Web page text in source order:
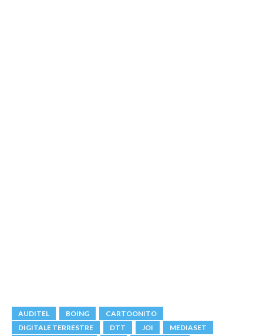
AUDITEL BOING
CARTOONITO
DIGITALE TERRESTRE
DTT JOI MEDIASET